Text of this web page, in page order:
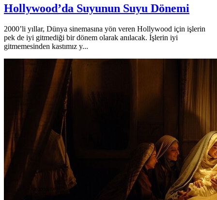
Hollywood’da Suyunun Suyu Dönemi
2000’li yıllar, Dünya sinemasına yön veren Hollywood için işlerin
pek de iyi gitmediği bir dönem olarak anılacak. İşlerin iyi
gitmemesinden kastımız y...